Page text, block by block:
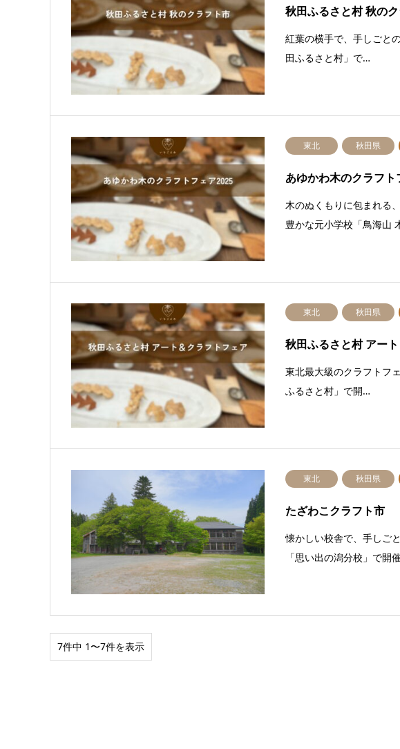
秋田ふるさと村 秋の
紅葉の横手で、手しごと
田ふるさと村」で…
東北 秋田県
あゆかわ木のクラフ
木のぬくもりに包まれる
豊かな元小学校「鳥海山
東北 秋田県
秋田ふるさと村 アー
東北最大級のクラフトフ
ふるさと村」で開…
東北 秋田県
たざわこクラフト市
懐かしい校舎で、手しご
「思い出の潟分校」で開
7件中 1〜7件を表示